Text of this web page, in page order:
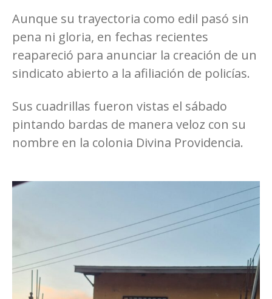
Aunque su trayectoria como edil pasó sin
pena ni gloria, en fechas recientes
reapareció para anunciar la creación de un
sindicato abierto a la afiliación de policías.
Sus cuadrillas fueron vistas el sábado
pintando bardas de manera veloz con su
nombre en la colonia Divina Providencia.